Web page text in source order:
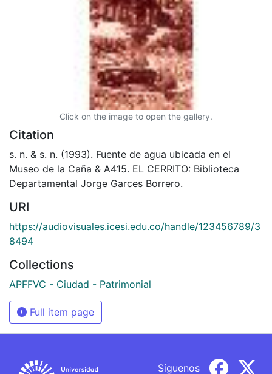
Click on the image to open the gallery.
Citation
s. n. & s. n. (1993). Fuente de agua ubicada en el
Museo de la Caña & A415. EL CERRITO: Biblioteca
Departamental Jorge Garces Borrero.
URI
https://audiovisuales.icesi.edu.co/handle/123456789/3
8494
Collections
APFFVC - Ciudad - Patrimonial
Full item page
Síguenos